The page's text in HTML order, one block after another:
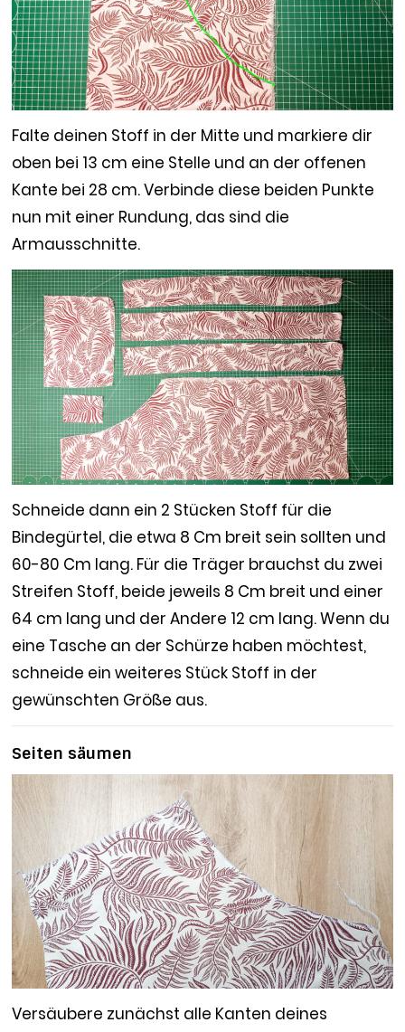
Falte deinen Stoff in der Mitte und markiere dir
oben bei 13 cm eine Stelle und an der offenen
Kante bei 28 cm. Verbinde diese beiden Punkte
nun mit einer Rundung, das sind die
Armausschnitte.
Schneide dann ein 2 Stücken Stoff für die
Bindegürtel, die etwa 8 Cm breit sein sollten und
60-80 Cm lang. Für die Träger brauchst du zwei
Streifen Stoff, beide jeweils 8 Cm breit und einer
64 cm lang und der Andere 12 cm lang. Wenn du
eine Tasche an der Schürze haben möchtest,
schneide ein weiteres Stück Stoff in der
gewünschten Größe aus.
Seiten säumen
Versäubere zunächst alle Kanten deines